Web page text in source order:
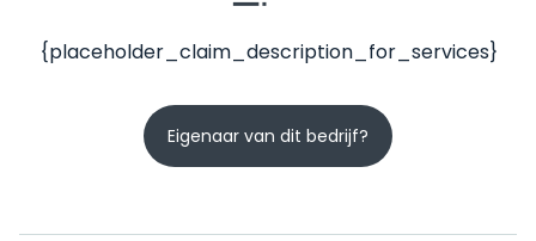
{placeholder_claim_description_for_services}
Eigenaar van dit bedrijf?